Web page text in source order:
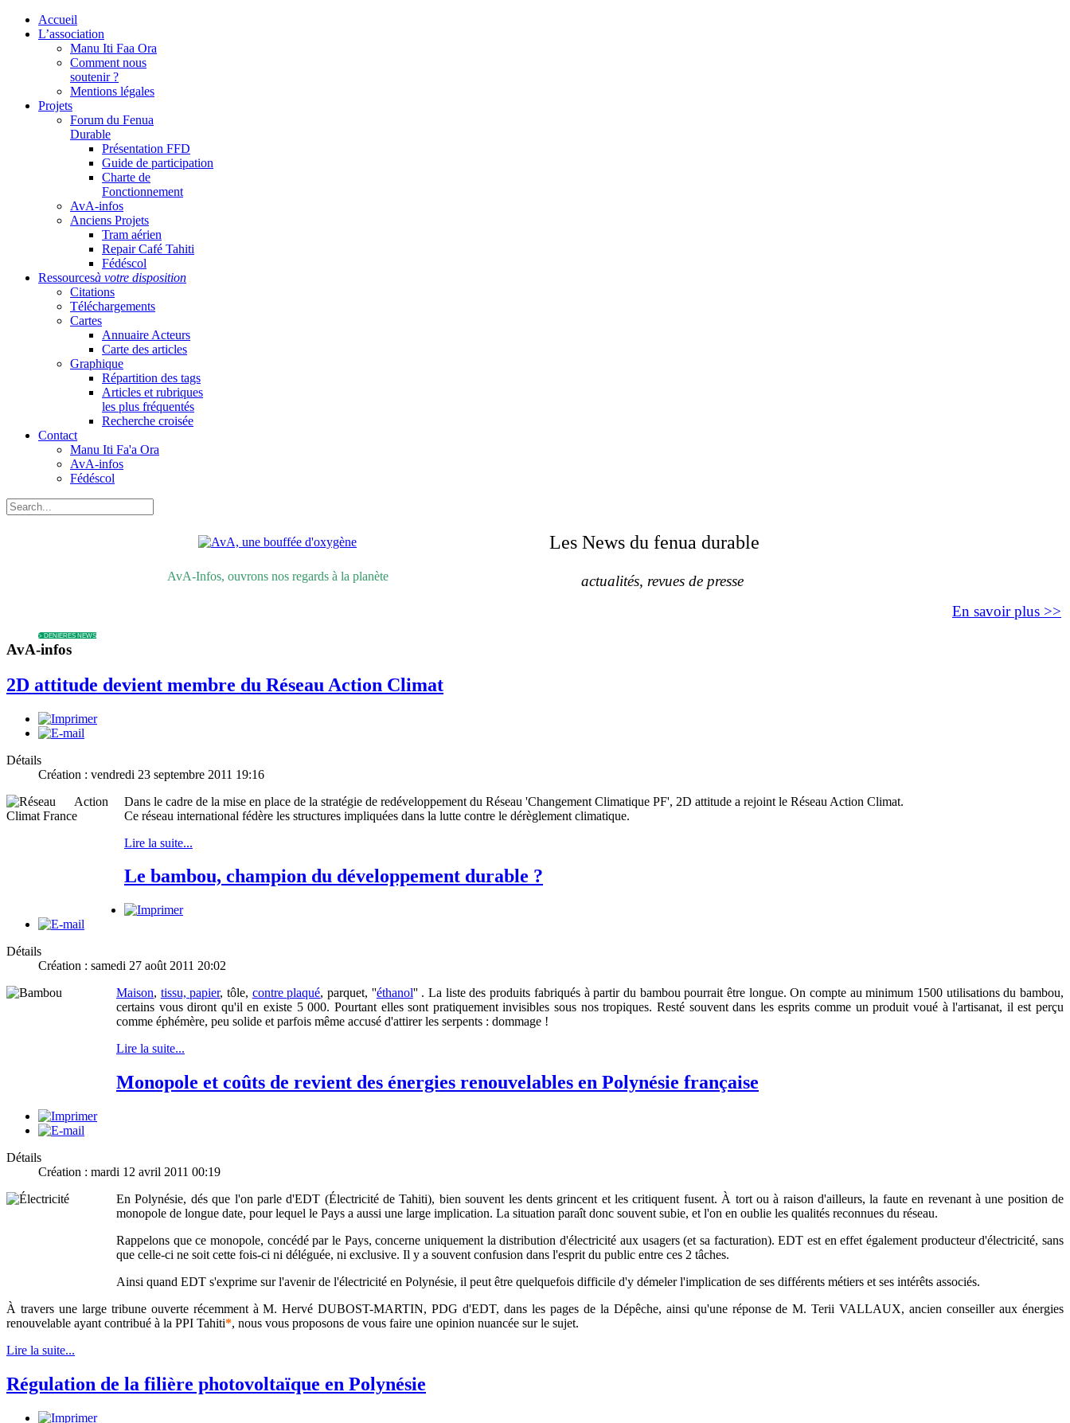
Accueil
L’association
Manu Iti Faa Ora
Comment nous
soutenir ?
Mentions légales
Projets
Forum du Fenua
Durable
Présentation FFD
Guide de participation
Charte de
Fonctionnement
AvA-infos
Anciens Projets
Tram aérien
Repair Café Tahiti
Fédéscol
Ressourcesà votre disposition
Citations
Téléchargements
Cartes
Annuaire Acteurs
Carte des articles
Graphique
Répartition des tags
Articles et rubriques
les plus fréquentés
Recherche croisée
Contact
Manu Iti Fa'a Ora
AvA-infos
Fédéscol
Les News du fenua durable
AvA-Infos, ouvrons nos regards à la planète
actualités, revues de presse
En savoir plus >>
> DENIÈRES NEWS
AvA-infos
2D attitude devient membre du Réseau Action Climat
Détails
Création : vendredi 23 septembre 2011 19:16
Dans le cadre de la mise en place de la stratégie de redéveloppement du Réseau 'Changement Climatique PF', 2D attitude a rejoint le Réseau Action Climat.
Ce réseau international fédère les structures impliquées dans la lutte contre le dérèglement climatique.
Lire la suite...
Le bambou, champion du développement durable ?
Détails
Création : samedi 27 août 2011 20:02
Maison, tissu, papier, tôle, contre plaqué, parquet, ''éthanol'' . La liste des produits fabriqués à partir du bambou pourrait être longue. On compte au minimum 1500 utilisations du bambou,
certains vous diront qu'il en existe 5 000. Pourtant elles sont pratiquement invisibles sous nos tropiques. Resté souvent dans les esprits comme un produit voué à l'artisanat, il est perçu
comme éphémère, peu solide et parfois même accusé d'attirer les serpents : dommage !
Lire la suite...
Monopole et coûts de revient des énergies renouvelables en Polynésie française
Détails
Création : mardi 12 avril 2011 00:19
En Polynésie, dés que l'on parle d'EDT (Électricité de Tahiti), bien souvent les dents grincent et les critiquent fusent. À tort ou à raison d'ailleurs, la faute en revenant à une position de
monopole de longue date, pour lequel le Pays a aussi une large implication. La situation paraît donc souvent subie, et l'on en oublie les qualités reconnues du réseau.
Rappelons que ce monopole, concédé par le Pays, concerne uniquement la distribution d'électricité aux usagers (et sa facturation). EDT est en effet également producteur d'électricité, sans
que celle-ci ne soit cette fois-ci ni déléguée, ni exclusive. Il y a souvent confusion dans l'esprit du public entre ces 2 tâches.
Ainsi quand EDT s'exprime sur l'avenir de l'électricité en Polynésie, il peut être quelquefois difficile d'y démeler l'implication de ses différents métiers et ses intérêts associés.
À travers une large tribune ouverte récemment à M. Hervé DUBOST-MARTIN, PDG d'EDT, dans les pages de la Dépêche, ainsi qu'une réponse de M. Terii VALLAUX, ancien conseiller aux énergies
renouvelable ayant contribué à la PPI Tahiti*, nous vous proposons de vous faire une opinion nuancée sur le sujet.
Lire la suite...
Régulation de la filière photovoltaïque en Polynésie